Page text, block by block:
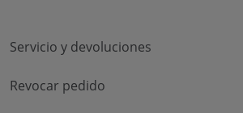
Servicio y devoluciones
Revocar pedido